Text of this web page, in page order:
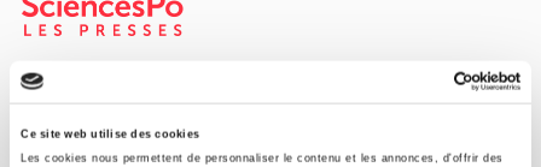
Ce site web utilise des cookies
Les cookies nous permettent de personnaliser le contenu et les annonces, d'offrir des
Maison d'édition dédiée aux sciences humaines et sociales, les
Presses de Sciences Po participent depuis leur création en 1976
à la transmission des savoirs et des idées